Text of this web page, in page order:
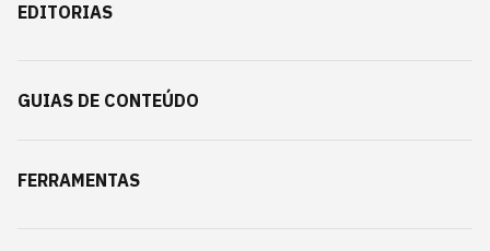
EDITORIAS
GUIAS DE CONTEÚDO
FERRAMENTAS